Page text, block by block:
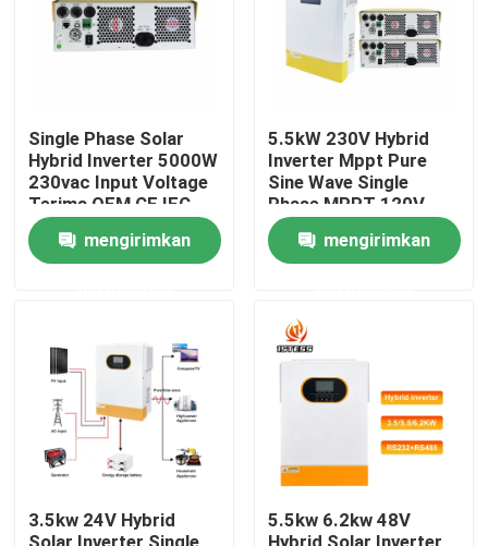
Rumah
Video
Tentang kami
Single Phase Solar
Hybrid Inverter 5000W
230vac Input Voltage
Terima OEM CE IEC
Bersertifikat
mengirimkan
5.5kW 230V Hybrid
Inverter Mppt Pure
Sine Wave Single
Phase MPPT 120V-
450V Otomatis
Sensingmengirimkan
3.5kw 24V Hybrid
5.5kw 6.2kw 48V